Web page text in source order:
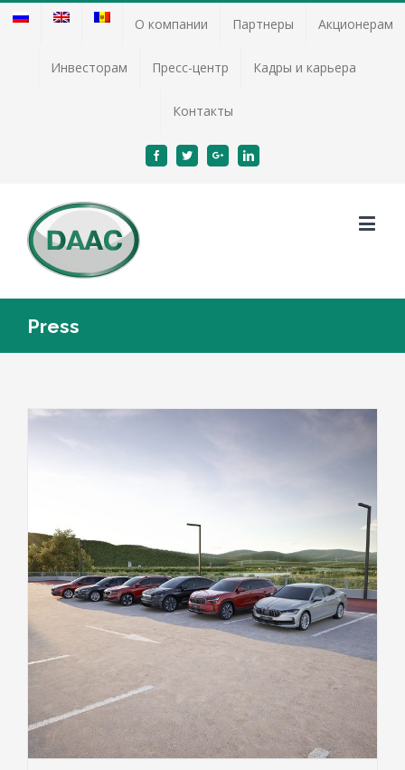
О компании Партнеры Акционерам
Инвесторам Пресс-центр Кадры и карьера
Контакты
FacebookTwitterGoogle+Linkedin
Press